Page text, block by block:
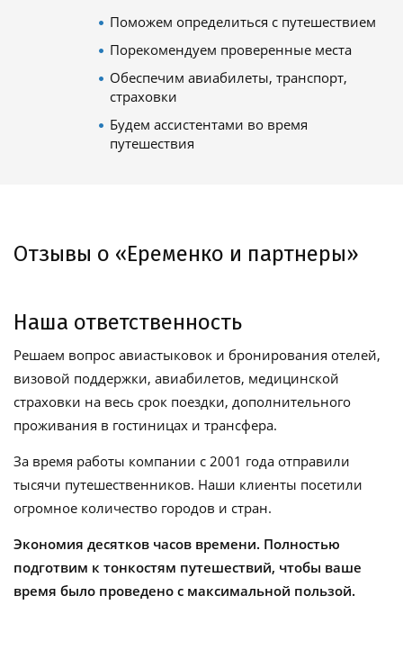
Поможем определиться с путешествием
Порекомендуем проверенные места
Обеспечим авиабилеты, транспорт,
страховки
Будем ассистентами во время
путешествия
Отзывы о «Еременко и партнеры»
Наша ответственность
Решаем вопрос авиастыковок и бронирования отелей,
визовой поддержки, авиабилетов, медицинской
страховки на весь срок поездки, дополнительного
проживания в гостиницах и трансфера.
За время работы компании с 2001 года отправили
тысячи путешественников. Наши клиенты посетили
огромное количество городов и стран.
Экономия десятков часов времени. Полностью
подготвим к тонкостям путешествий, чтобы ваше
время было проведено с максимальной пользой.